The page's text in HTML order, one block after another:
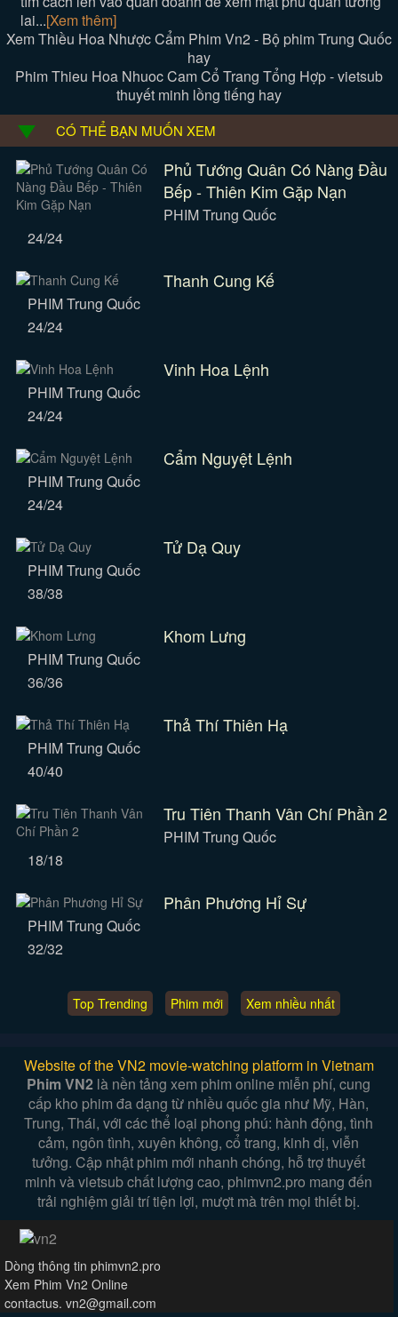
lai...[Xem thêm]
Xem Thiều Hoa Nhược Cẩm Phim Vn2 - Bộ phim Trung Quốc
hay
Phim Thieu Hoa Nhuoc Cam Cổ Trang Tổng Hợp - vietsub
thuyết minh lồng tiếng hay
CÓ THỂ BẠN MUỐN XEM
Phủ Tướng Quân Có Nàng Đầu
Bếp - Thiên Kim Gặp Nạn
PHIM Trung Quốc
24/24
Thanh Cung Kế
PHIM Trung Quốc
24/24
Vinh Hoa Lệnh
PHIM Trung Quốc
24/24
Cẩm Nguyệt Lệnh
PHIM Trung Quốc
24/24
Tử Dạ Quy
PHIM Trung Quốc
38/38
Khom Lưng
PHIM Trung Quốc
36/36
Thả Thí Thiên Hạ
PHIM Trung Quốc
40/40
Tru Tiên Thanh Vân Chí Phần 2
PHIM Trung Quốc
18/18
Phân Phương Hỉ Sự
PHIM Trung Quốc
32/32
Top Trending Phim mới Xem nhiều nhất
Website of the VN2 movie-watching platform in Vietnam
Phim VN2 là nền tảng xem phim online miễn phí, cung
cấp kho phim đa dạng từ nhiều quốc gia như Mỹ, Hàn,
Trung, Thái, với các thể loại phong phú: hành động, tình
cảm, ngôn tình, xuyên không, cổ trang, kinh dị, viễn
tưởng. Cập nhật phim mới nhanh chóng, hỗ trợ thuyết
minh và vietsub chất lượng cao, phimvn2.pro mang đến
trải nghiệm giải trí tiện lợi, mượt mà trên mọi thiết bị.
Dòng thông tin phimvn2.pro
Xem Phim Vn2 Online
contactus. vn2@gmail.com